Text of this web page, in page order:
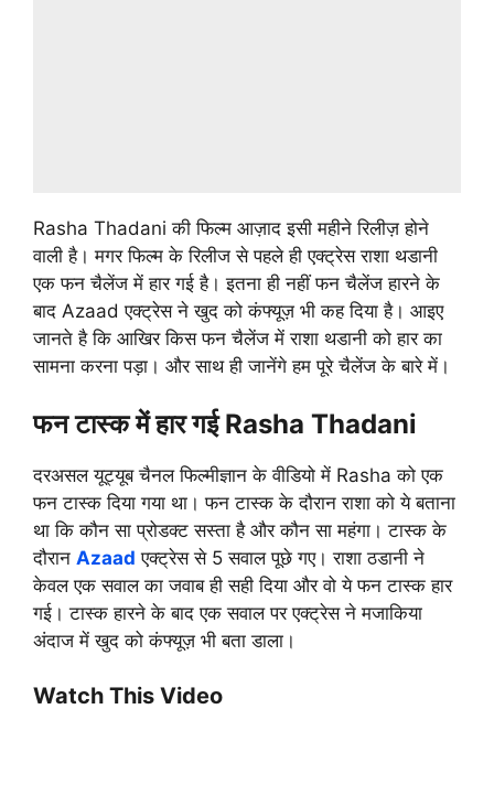
Rasha Thadani की फिल्म आज़ाद इसी महीने रिलीज़ होने
वाली है। मगर फिल्म के रिलीज से पहले ही एक्ट्रेस राशा थडानी
एक फन चैलेंज में हार गई है। इतना ही नहीं फन चैलेंज हारने के
बाद Azaad एक्ट्रेस ने खुद को कंफ्यूज़ भी कह दिया है। आइए
जानते है कि आखिर किस फन चैलेंज में राशा थडानी को हार का
सामना करना पड़ा। और साथ ही जानेंगे हम पूरे चैलेंज के बारे में।
फन टास्क में हार गई Rasha Thadani
दरअसल यूट्यूब चैनल फिल्मीज्ञान के वीडियो में Rasha को एक
फन टास्क दिया गया था। फन टास्क के दौरान राशा को ये बताना
था कि कौन सा प्रोडक्ट सस्ता है और कौन सा महंगा। टास्क के
दौरान Azaad एक्ट्रेस से 5 सवाल पूछे गए। राशा ठडानी ने
केवल एक सवाल का जवाब ही सही दिया और वो ये फन टास्क हार
गई। टास्क हारने के बाद एक सवाल पर एक्ट्रेस ने मजाकिया
अंदाज में खुद को कंफ्यूज़ भी बता डाला।
Watch This Video